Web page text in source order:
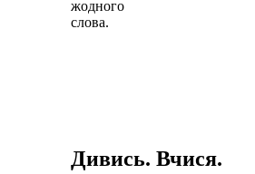
жодного
слова.
Дивись. Вчися.